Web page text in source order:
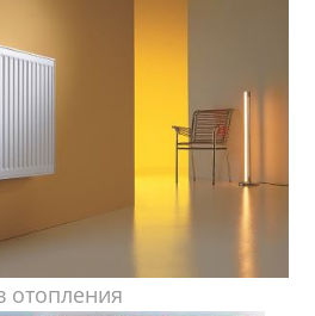
отопления